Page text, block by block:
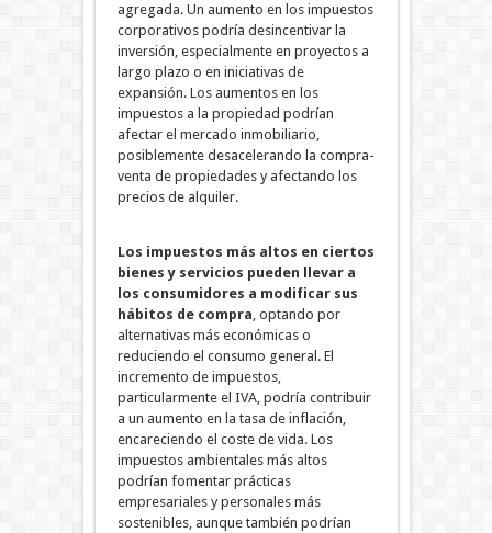
agregada. Un aumento en los impuestos
corporativos podría desincentivar la
inversión, especialmente en proyectos a
largo plazo o en iniciativas de
expansión. Los aumentos en los
impuestos a la propiedad podrían
afectar el mercado inmobiliario,
posiblemente desacelerando la compra-
venta de propiedades y afectando los
precios de alquiler.
Los impuestos más altos en ciertos
bienes y servicios pueden llevar a
los consumidores a modificar sus
hábitos de compra, optando por
alternativas más económicas o
reduciendo el consumo general. El
incremento de impuestos,
particularmente el IVA, podría contribuir
a un aumento en la tasa de inflación,
encareciendo el coste de vida. Los
impuestos ambientales más altos
podrían fomentar prácticas
empresariales y personales más
sostenibles, aunque también podrían